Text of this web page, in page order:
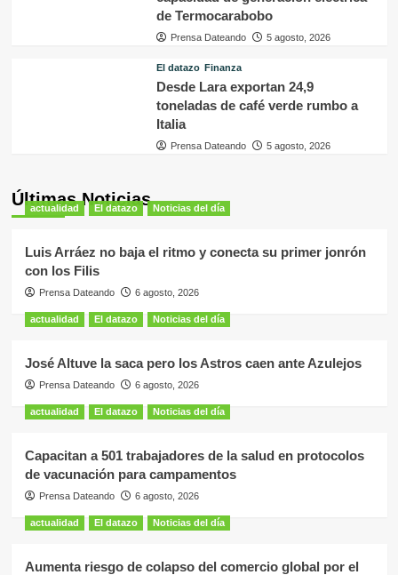
de Termocarabobo
Prensa Dateando 5 agosto, 2026
El datazo Finanza
Desde Lara exportan 24,9
toneladas de café verde rumbo a
Italia
Prensa Dateando 5 agosto, 2026
Últimas Noticias
actualidad El datazo Noticias del día
Luis Arráez no baja el ritmo y conecta su primer jonrón
con los Filis
Prensa Dateando 6 agosto, 2026
actualidad El datazo Noticias del día
José Altuve la saca pero los Astros caen ante Azulejos
Prensa Dateando 6 agosto, 2026
actualidad El datazo Noticias del día
Capacitan a 501 trabajadores de la salud en protocolos
de vacunación para campamentos
Prensa Dateando 6 agosto, 2026
actualidad El datazo Noticias del día
Aumenta riesgo de colapso del comercio global por el